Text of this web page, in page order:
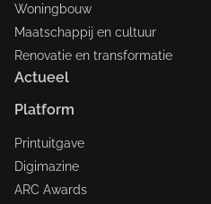
Woningbouw
Maatschappij en cultuur
Renovatie en transformatie
Actueel
Platform
Printuitgave
Digimazine
ARC Awards